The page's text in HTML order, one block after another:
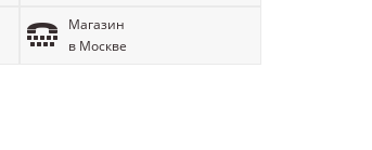
Магазин
в Москве